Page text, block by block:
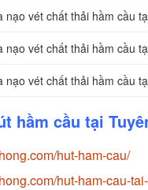
vét chất thải hầm cầu
vét chất thải hầm cầu
vét chất thải hầm cầu
hầm cầu tại
hut-ham-cau/
hut-ham-cau-